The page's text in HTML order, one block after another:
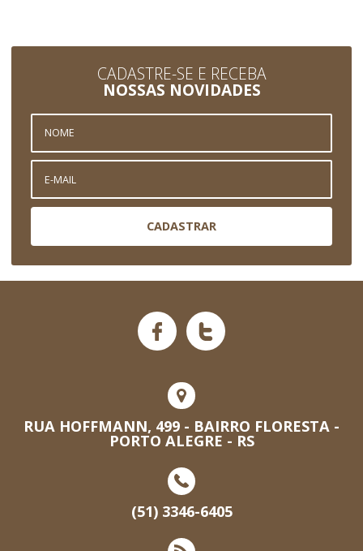
CADASTRE-SE E RECEBA
NOSSAS NOVIDADES
CADASTRAR
RUA HOFFMANN, 499 - BAIRRO FLORESTA -
PORTO ALEGRE - RS
(51) 3346-6405